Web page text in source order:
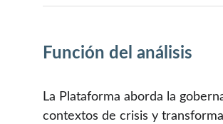
Función del análisis
La Plataforma aborda la
contextos de crisis y